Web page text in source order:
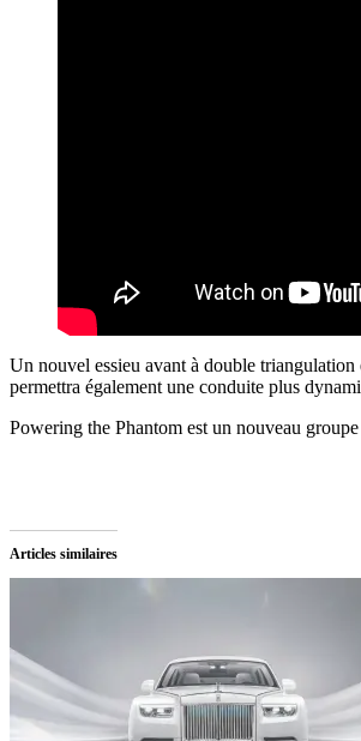
Un nouvel essieu avant à double
permettra également une conduite plus
Powering the Phantom est un nouveau
Articles similaires